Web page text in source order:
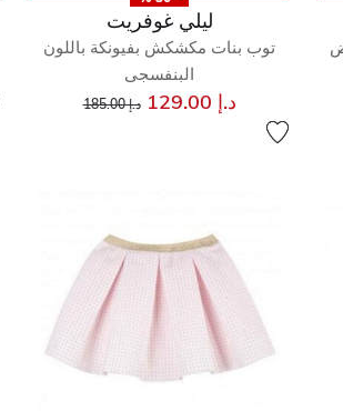
ليلي غوفريت
توب بنات مكشكش بفيونكة باللون
البنفسجى
د.إ 129.00 سعر مخفض مند.إ 185.00